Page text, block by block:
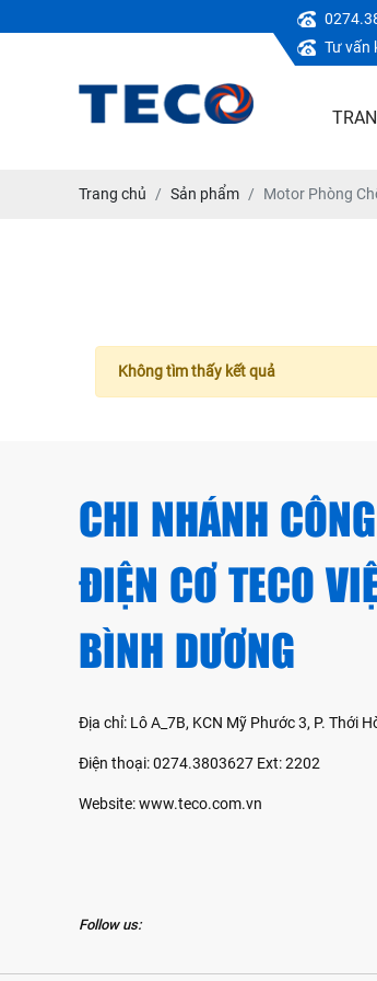
Tư vấn
Trang chủ Sản phẩm Motor Phòng
Không tìm thấy kết quả
CHI NHÁNH
ĐIỆN CƠ TECO
BÌNH DƯƠNG
Địa chỉ: Lô A_7B, KCN Mỹ Phước 3, P. Thới
Điện thoại: 0274.3803627 Ext: 2202
Website: www.teco.com.vn
Follow us: